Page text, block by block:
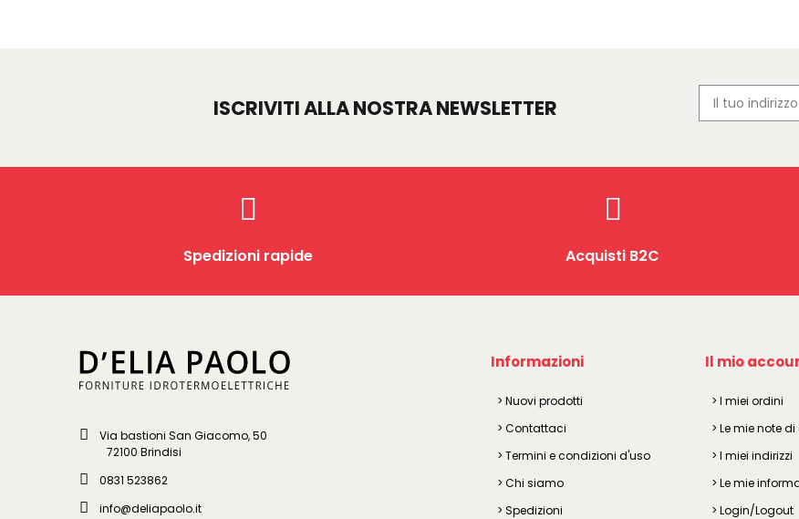
ISCRIVITI ALLA NOSTRA NEWSLETTER
Spedizioni rapide Acquisti B2C
Via bastioni San Giacomo, 50
72100 Brindisi
0831 523862
info@deliapaolo.it
Informazioni
> Nuovi prodotti
> Contattaci
> Termini e condizioni d'uso
> Chi siamo
> Spedizioni
Il mio
> I miei ordini
> Le mie note
> I miei indirizzi
> Le mie
> Login/Logout